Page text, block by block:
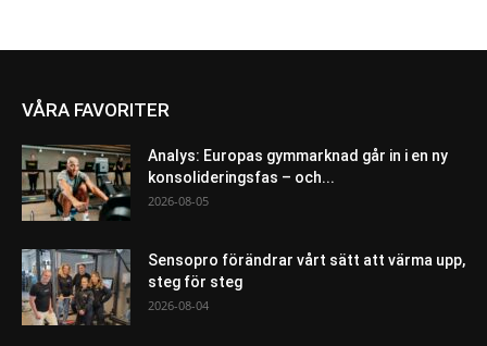
VÅRA FAVORITER
Analys: Europas gymmarknad går in i en ny
konsolideringsfas – och...
2026-08-05
Sensopro förändrar vårt sätt att värma upp,
steg för steg
2026-08-04